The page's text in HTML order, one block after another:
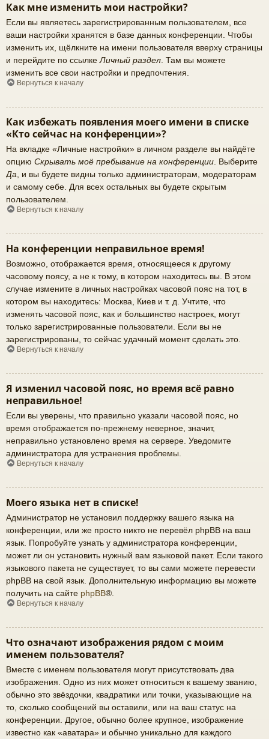
Как мне изменить мои настройки?
Если вы являетесь зарегистрированным пользователем, все
ваши настройки хранятся в базе данных конференции. Чтобы
изменить их, щёлкните на имени пользователя вверху страницы
и перейдите по ссылкеЛичный раздел. Там вы можете
изменить все свои настройки и предпочтения.
Вернуться к началу
Как избежать появления моего имени в списке
«Кто сейчас на конференции»?
На вкладке «Личные настройки» в личном разделе вы найдёте
опцию Скрывать моё пребывание на конференции. Выберите
Да, и вы будете видны только администраторам, модераторам
и самому себе. Для всех остальных вы будете скрытым
пользователем.
Вернуться к началу
На конференции неправильное время!
Возможно, отображается время, относящееся к другому
часовому поясу, а не к тому, в котором находитесь вы. В этом
случае измените в личных настройках часовой пояс на тот, в
котором вы находитесь: Москва, Киев и т. д. Учтите, что
изменять часовой пояс, как и большинство настроек, могут
только зарегистрированные пользователи. Если вы не
зарегистрированы, то сейчас удачный момент сделать это.
Вернуться к началу
Я изменил часовой пояс, но время всё равно
неправильное!
Если вы уверены, что правильно указали часовой пояс, но
время отображается по-прежнему неверное, значит,
неправильно установлено время на сервере. Уведомите
администратора для устранения проблемы.
Вернуться к началу
Моего языка нет в списке!
Администратор не установил поддержку вашего языка на
конференции, или же просто никто не перевёл phpBB на ваш
язык. Попробуйте узнать у администратора конференции,
может ли он установить нужный вам языковой пакет. Если такого
языкового пакета не существует, то вы сами можете перевести
phpBB на свой язык. Дополнительную информацию вы можете
получить на сайте phpBB®.
Вернуться к началу
Что означают изображения рядом с моим
именем пользователя?
Вместе с именем пользователя могут присутствовать два
изображения. Одно из них может относиться к вашему званию,
обычно это звёздочки, квадратики или точки, указывающие на
то, сколько сообщений вы оставили, или на ваш статус на
конференции. Другое, обычно более крупное, изображение
известно как «аватара» и обычно уникально для каждого